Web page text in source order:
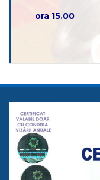
ora 15.00